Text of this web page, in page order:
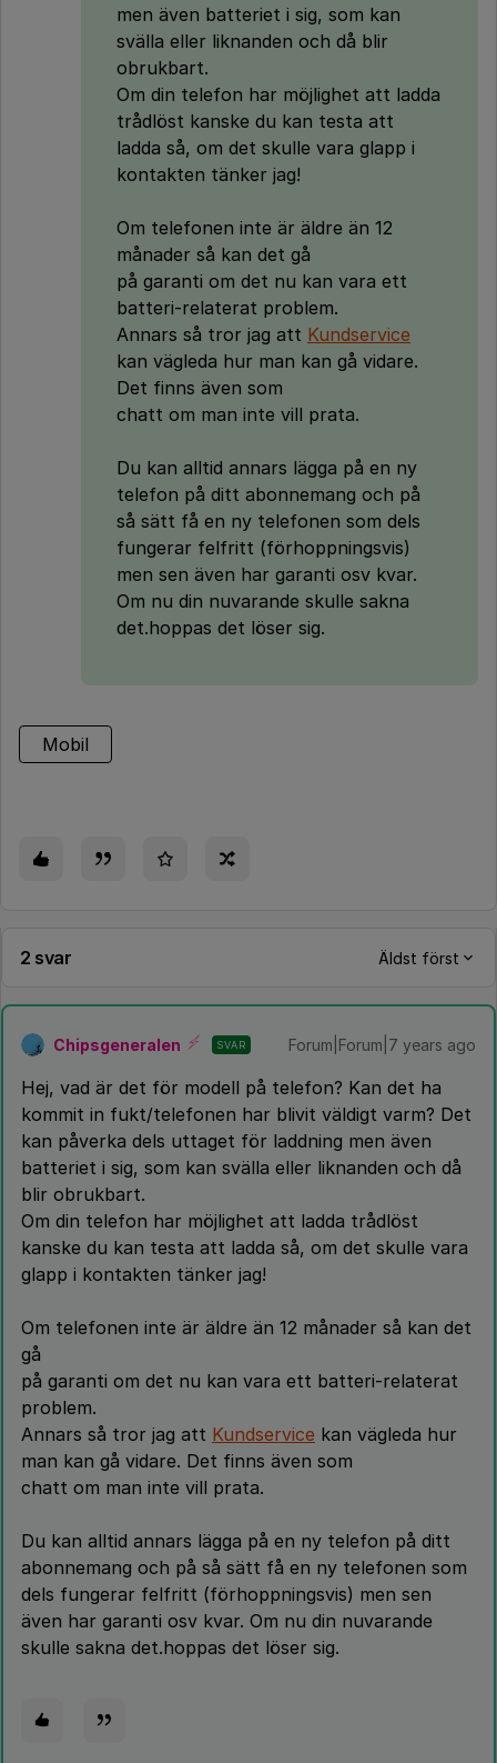
men även batteriet i sig, som kan
svälla eller liknanden och då blir
obrukbart.
Om din telefon har möjlighet att ladda
trådlöst kanske du kan testa att
ladda så, om det skulle vara glapp i
kontakten tänker jag!
Om telefonen inte är äldre än 12
månader så kan det gå
på garanti om det nu kan vara ett
batteri-relaterat problem.
Annars så tror jag att Kundservice
kan vägleda hur man kan gå vidare.
Det finns även som
chatt om man inte vill prata.
Du kan alltid annars lägga på en ny
telefon på ditt abonnemang och på
så sätt få en ny telefonen som dels
fungerar felfritt (förhoppningsvis)
men sen även har garanti osv kvar.
Om nu din nuvarande skulle sakna
det.hoppas det löser sig.
Mobil
2 svar Äldst först
Chipsgeneralen SVAR Forum|Forum|7 years ago
Hej, vad är det för modell på telefon? Kan det ha
kommit in fukt/telefonen har blivit väldigt varm? Det
kan påverka dels uttaget för laddning men även
batteriet i sig, som kan svälla eller liknanden och då
blir obrukbart.
Om din telefon har möjlighet att ladda trådlöst
kanske du kan testa att ladda så, om det skulle vara
glapp i kontakten tänker jag!
Om telefonen inte är äldre än 12 månader så kan det
gå
på garanti om det nu kan vara ett batteri-relaterat
problem.
Annars så tror jag att Kundservice kan vägleda hur
man kan gå vidare. Det finns även som
chatt om man inte vill prata.
Du kan alltid annars lägga på en ny telefon på ditt
abonnemang och på så sätt få en ny telefonen som
dels fungerar felfritt (förhoppningsvis) men sen
även har garanti osv kvar. Om nu din nuvarande
skulle sakna det.hoppas det löser sig.